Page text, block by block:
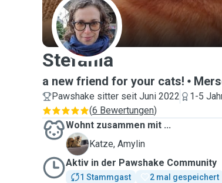
S
Stefania
a new friend for your cats!
Pawshake sitter seit Juni 2022
1-5
(6 Bewertungen)
Wohnt zusammen mit ...
A
Katze, Amylin
Aktiv in der Pawshake Community
1 Stammgast
2 mal gespeichert